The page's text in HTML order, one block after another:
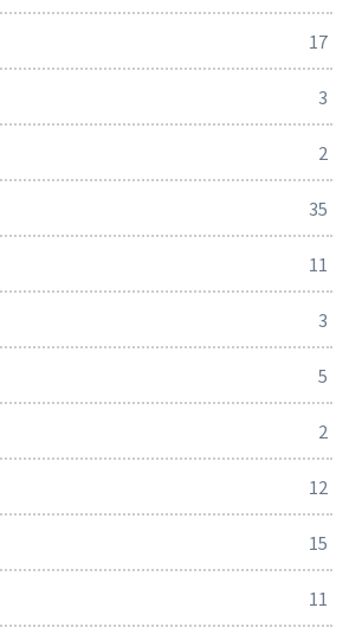
17
3
2
35
11
3
5
2
12
15
11